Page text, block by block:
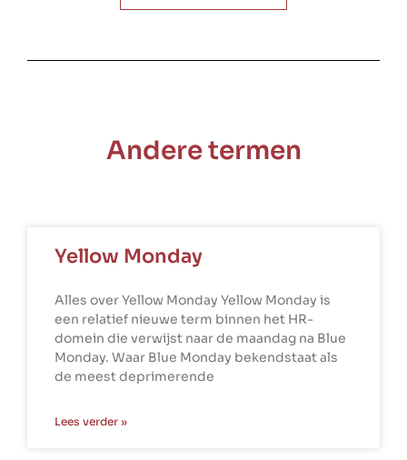
Andere termen
Yellow Monday
Alles over Yellow Monday Yellow Monday is
een relatief nieuwe term binnen het HR-
domein die verwijst naar de maandag na Blue
Monday. Waar Blue Monday bekendstaat als
de meest deprimerende
Lees verder »